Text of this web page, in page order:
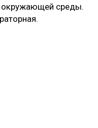
среды.